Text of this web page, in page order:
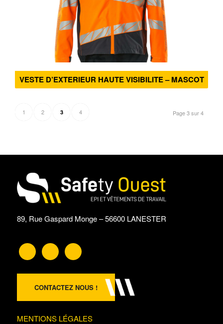
VESTE D’EXTERIEUR HAUTE VISIBILITE – MASCOT
Page 3 sur 4
1 2 3 4
89, Rue Gaspard Monge – 56600 LANESTER
CONTACTEZ NOUS !
MENTIONS LÉGALES